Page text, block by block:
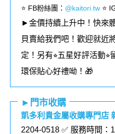
⭐️ FB粉絲團 ： @kaitori.tw ⭐️
►金價持續上升中！快來
貝賣給我們吧！歡迎就近
定！ 另有⭐︎五星好評活動
環保貼心好禮呦！🎁
►門市收購
凱多利貴金屬收購專門店
2204-0518 ✅ 服務時間：